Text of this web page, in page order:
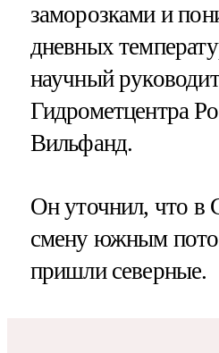
заморозками и
дневных
научный
Гидрометцентра
Вильфанд.
Он уточнил, что в
смену южным
пришли северные.